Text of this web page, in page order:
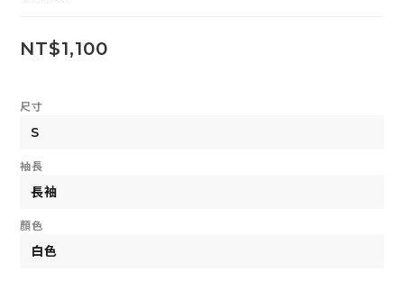
NT$1,100
尺寸
袖長
顏色